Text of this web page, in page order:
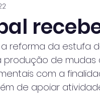
reforma da estufa
produção de
com a
de apoiar